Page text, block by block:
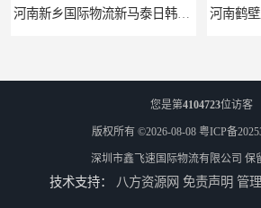
河南新乡国际物流新马泰日韩菲律宾老挝缅甸印尼柬埔寨双清包税
您是第4104723位访客
版权所有 ©2026-08-08 粤ICP备
深圳市鑫飞速国际物流有限公司 保
技术支持： 八方资源网 免责声明 管